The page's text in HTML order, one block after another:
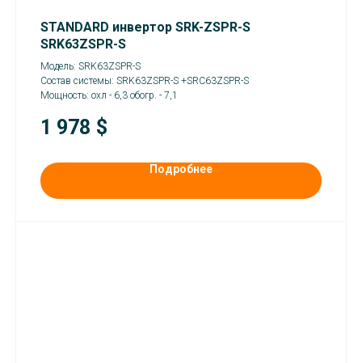
STANDARD инвертор SRK-ZSPR-S
SRK63ZSPR-S
Модель: SRK63ZSPR-S
Состав системы: SRK63ZSPR-S +SRC63ZSPR-S
Мощность: охл - 6,3 обогр. - 7,1
1 978 $
Подробнее